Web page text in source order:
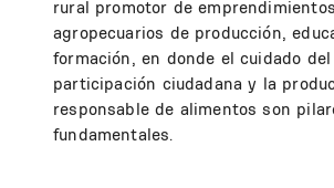
rural promotor de emprendimientos
agropecuarios de producción,
formación, en donde el cuidado
participación ciudadana y la
responsable de alimentos son
fundamentales.